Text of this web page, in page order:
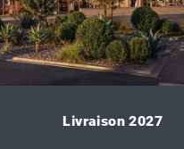
Livraison 2027